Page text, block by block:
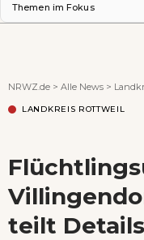
Themen im Fokus
Ferienzauber '26
Testturm
Wenn Orte erzählen ...
NRWZ.de > Alle News >
LANDKREIS ROTTWEIL
teilt